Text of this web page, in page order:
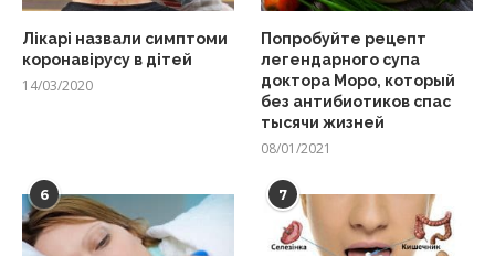
Лікарі назвали симптоми
коронавірусу в дітей
14/03/2020
Попробуйте рецепт
легендарного супа
доктора Моро, который
без антибиотиков спас
тысячи жизней
08/01/2021
6 7